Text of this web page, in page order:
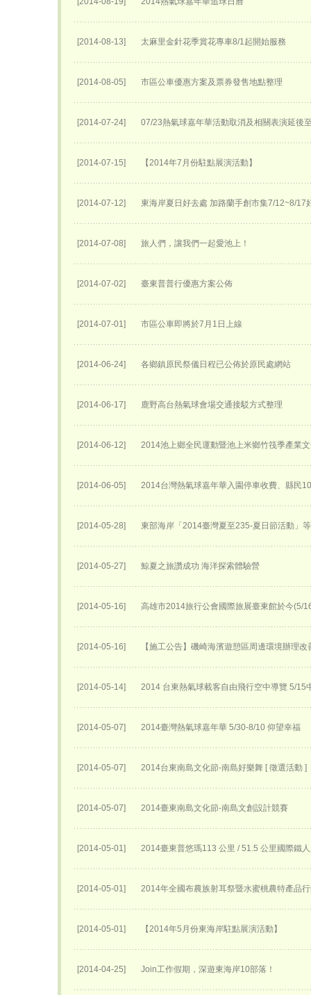
[2014-08-13] 太麻里金針花季賞花專車8/1起開始服務
[2014-08-05] 市區公車優惠方案及票券發售地點整理
[2014-07-24] 07/23熱氣球嘉年華活動取消及相關表演延後
[2014-07-15] 【2014年7月份駐點展演活動】
[2014-07-12] 東海岸夏日好去處 加路蘭手創市集7/12~8/17
[2014-07-08] 旅人們，讓我們一起愛池上！
[2014-07-02] 臺東普普行優惠方案公佈
[2014-07-01] 市區公車即將於7月1日上線
[2014-06-24] 各鄉鎮原民祭儀日程已公佈於原民處網站
[2014-06-17] 鹿野高台熱氣球會場交通接駁方式整理
[2014-06-12] 2014池上鄉全民運動暨池上米鄉竹筏季產業
[2014-06-05] 2014台灣熱氣球嘉年華入園停車收費、縣民
[2014-05-28] 東部海岸「2014臺灣夏至235-夏日節活動」
[2014-05-27] 鯨夏之旅讚成功 海洋探索體驗營
[2014-05-16] 高雄市2014旅行公會國際旅展臺東館於今(5/
[2014-05-16] 【施工公告】磯崎海濱遊憩區周邊環境辦理改
[2014-05-14] 2014 台東熱氣球載客自由飛行空中導覽 5/15
[2014-05-07] 2014臺灣熱氣球嘉年華 5/30-8/10 仰望幸福
[2014-05-07] 2014台東南島文化節-南島好樂舞 [ 徵選活動 ]
[2014-05-07] 2014臺東南島文化節-南島文創設計競賽
[2014-05-01] 2014臺東普悠瑪113 公里 / 51.5 公里國際鐵
[2014-05-01] 2014年全國布農族射耳祭暨水蜜桃農特產品
[2014-05-01] 【2014年5月份東海岸駐點展演活動】
[2014-04-25] Join工作假期，深遊東海岸10部落！